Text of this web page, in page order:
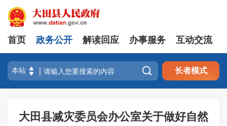
首页 政务公开 解读回应 办事服务 互动交流
 长者模式
大田县减灾委员会办公室关于做好自然